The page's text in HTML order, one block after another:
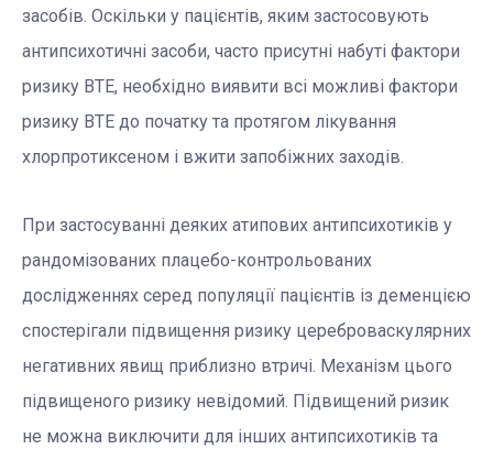
засобів. Оскільки у пацієнтів, яким застосовують
антипсихотичні засоби, часто присутні набуті фактори
ризику ВТЕ, необхідно виявити всі можливі фактори
ризику ВТЕ до початку та протягом лікування
хлорпротиксеном і вжити запобіжних заходів.
При застосуванні деяких атипових антипсихотиків у
рандомізованих плацебо-контрольованих
дослідженнях серед популяції пацієнтів із деменцією
спостерігали підвищення ризику цереброваскулярних
негативних явищ приблизно втричі. Механізм цього
підвищеного ризику невідомий. Підвищений ризик
не можна виключити для інших антипсихотиків та